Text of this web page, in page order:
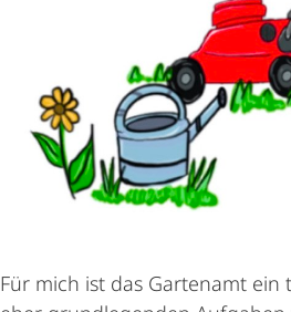
Für mich ist das Gartenamt